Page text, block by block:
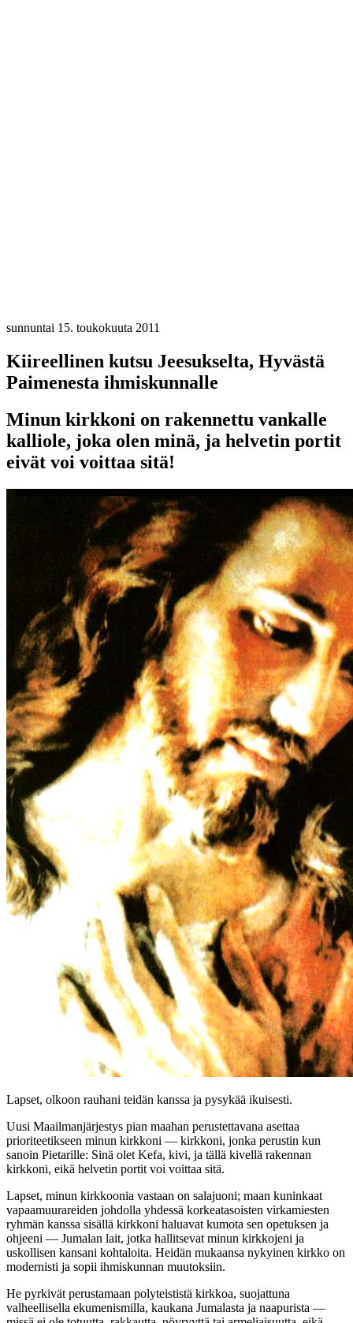
sunnuntai 15. toukokuuta 2011
Kiireellinen kutsu Jeesukselta, Hyvästä
Paimenesta ihmiskunnalle
Minun kirkkoni on rakennettu vankalle
kalliole, joka olen minä, ja helvetin portit
eivät voi voittaa sitä!
Lapset, olkoon rauhani teidän kanssa ja pysykää ikuisesti.
Uusi Maailmanjärjestys pian maahan perustettavana asettaa
prioriteetikseen minun kirkkoni — kirkkoni, jonka perustin kun
sanoin Pietarille: Sinä olet Kefa, kivi, ja tällä kivellä rakennan
kirkkoni, eikä helvetin portit voi voittaa sitä.
Lapset, minun kirkkoonia vastaan on salajuoni; maan kuninkaat
vapaamuurareiden johdolla yhdessä korkeatasoisten virkamiesten
ryhmän kanssa sisällä kirkkoni haluavat kumota sen opetuksen ja
ohjeeni — Jumalan lait, jotka hallitsevat minun kirkkojeni ja
uskollisen kansani kohtaloita. Heidän mukaansa nykyinen kirkko on
modernisti ja sopii ihmiskunnan muutoksiin.
He pyrkivät perustamaan polyteististä kirkkoa, suojattuna
valheellisella ekumenismilla, kaukana Jumalasta ja naapurista —